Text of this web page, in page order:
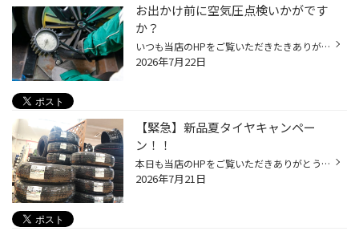
お出かけ前に空気圧点検いかがです
か？
いつも当店のHPをご覧いただきたきありがとうございます！！ 暑い日が続いていますが、皆様いかがお過ごしでしょうか！ これから夏休みやお盆休みなどで、長距離ドライブを予定されている方も多いのではないでしょうか？ お出かけ前にぜひ確認していただきたいのが「タイヤの空気圧」です！ 空気圧...
2026年7月22日
【緊急】新品夏タイヤキャンペー
ン！！
本日も当店のHPをご覧いただきありがとうございます！！ なんと！！本日より１０日間【フィネッサ】【NEWNO】の２銘柄が割引になります！！ 店内表示価格より15％OFFの特大キャンペーンです！！ みなさま！今年の2月発売の最新タイヤがお求めやすい価格で販売中です！！ みなさま、お早めに当店まで...
2026年7月21日